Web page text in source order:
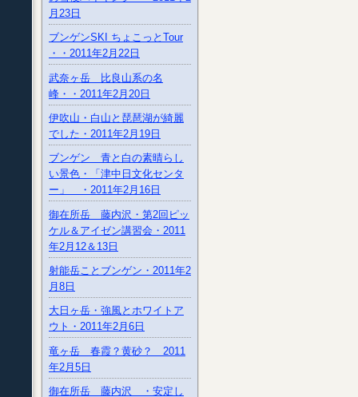
月23日
ブンゲンSKI ちょこっとTour
・・2011年2月22日
武奈ヶ岳 比良山系の名
峰・・2011年2月20日
伊吹山・白山と琵琶湖が綺麗
でした・2011年2月19日
ブンゲン 青と白の素晴らし
い景色・「津中日文化センタ
ー」 ・2011年2月16日
御在所岳 藤内沢・第2回ピッ
ケル＆アイゼン講習会・2011
年2月12＆13日
射能岳ことブンゲン・2011年2
月8日
大日ヶ岳・強風とホワイトア
ウト・2011年2月6日
竜ヶ岳 春霞？黄砂？ 2011
年2月5日
御在所岳 藤内沢 ・安定し